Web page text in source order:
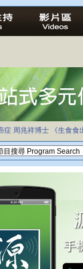
症 周兆祥博士 《生食食